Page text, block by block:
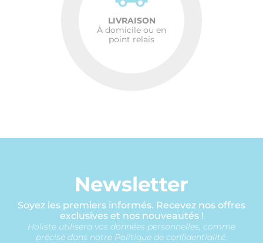
LIVRAISON
À domicile ou en
point relais
Newsletter
Soyez les premiers informés. Recevez nos offres
exclusives et nos nouveautés !
Holiste utilisera vos données personnelles, comme
précisé dans notre Politique de confidentialité.